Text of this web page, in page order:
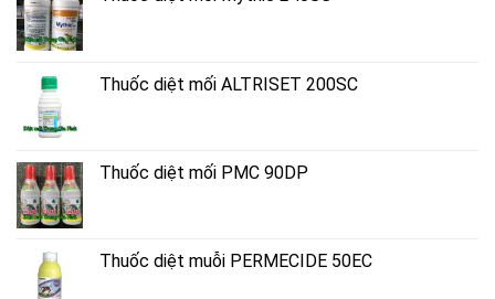
Thuốc diệt mối ALTRISET 200SC
Thuốc diệt mối PMC 90DP
Thuốc diệt muỗi PERMECIDE 50EC